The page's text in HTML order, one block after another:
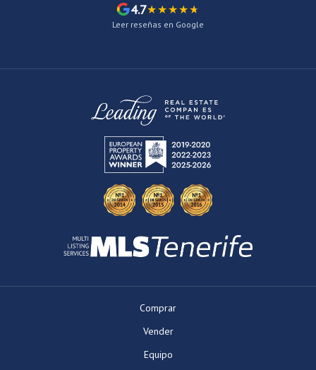
4.7
Leer reseñas en Google
Comprar
Vender
Equipo